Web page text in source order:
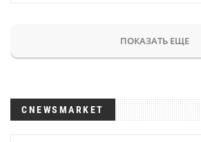
ПОКАЗАТЬ ЕЩЕ
CNEWSMARKET